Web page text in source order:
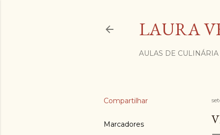
LAURA
AULAS DE CULINÁRIA
Compartilhar
Marcadores